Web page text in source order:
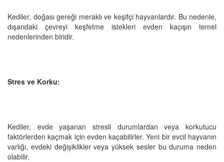
Kediler, doğası gereği meraklı ve keşifçi hayvanlardır. Bu nedenle,
dışarıdaki çevreyi keşfetme istekleri evden kaçışın temel
nedenlerinden biridir.
Stres ve Korku:
Kediler, evde yaşanan stresli durumlardan veya korkutucu
faktörlerden kaçmak için evden kaçabilirler. Yeni bir evcil hayvanın
varlığı, evdeki değişiklikler veya yüksek sesler bu duruma neden
olabilir.